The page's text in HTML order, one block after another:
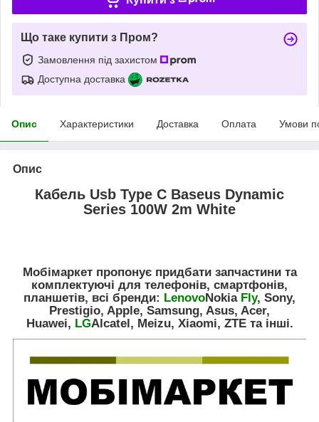
Що таке купити з Пром?
Замовлення під захистом
Доступна доставка
Опис Характеристики Доставка Оплата Умови
Опис
Кабель Usb Type C Baseus Dynamic
Series 100W 2m White
Мобімаркет пропонує придбати запчастини та
комплектуючі для телефонів, смартфонів,
планшетів, всі бренди: LenovoNokia Fly, Sony,
Prestigio, Apple, Samsung, Asus, Acer,
Huawei, LGAlcatel, Meizu, Xiaomi, ZTE та інші.